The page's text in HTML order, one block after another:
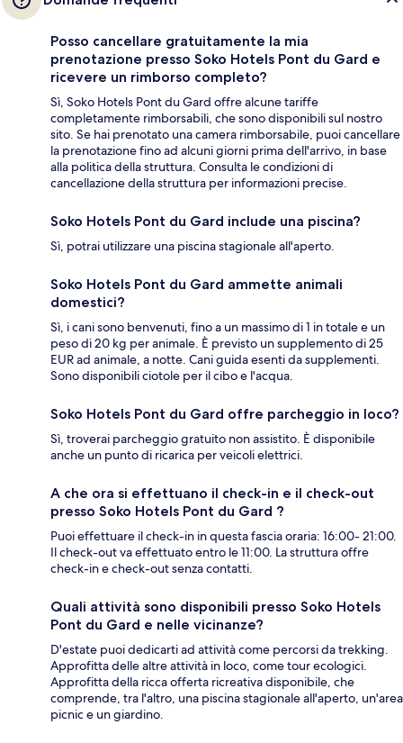
Posso cancellare gratuitamente la mia
prenotazione presso Soko Hotels Pont du Gard e
ricevere un rimborso completo?
Sì, Soko Hotels Pont du Gard offre alcune tariffe
completamente rimborsabili, che sono disponibili sul nostro
sito. Se hai prenotato una camera rimborsabile, puoi cancellare
la prenotazione fino ad alcuni giorni prima dell'arrivo, in base
alla politica della struttura. Consulta le condizioni di
cancellazione della struttura per informazioni precise.
Soko Hotels Pont du Gard include una piscina?
Sì, potrai utilizzare una piscina stagionale all'aperto.
Soko Hotels Pont du Gard ammette animali
domestici?
Sì, i cani sono benvenuti, fino a un massimo di 1 in totale e un
peso di 20 kg per animale. È previsto un supplemento di 25
EUR ad animale, a notte. Cani guida esenti da supplementi.
Sono disponibili ciotole per il cibo e l'acqua.
Soko Hotels Pont du Gard offre parcheggio in loco?
Sì, troverai parcheggio gratuito non assistito. È disponibile
anche un punto di ricarica per veicoli elettrici.
A che ora si effettuano il check-in e il check-out
presso Soko Hotels Pont du Gard ?
Puoi effettuare il check-in in questa fascia oraria: 16:00- 21:00.
Il check-out va effettuato entro le 11:00. La struttura offre
check-in e check-out senza contatti.
Quali attività sono disponibili presso Soko Hotels
Pont du Gard e nelle vicinanze?
D'estate puoi dedicarti ad attività come percorsi da trekking.
Approfitta delle altre attività in loco, come tour ecologici.
Approfitta della ricca offerta ricreativa disponibile, che
comprende, tra l'altro, una piscina stagionale all'aperto, un'area
picnic e un giardino.